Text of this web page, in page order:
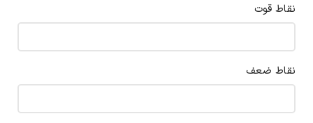
نقاط قوت
نقاط ضعف